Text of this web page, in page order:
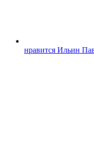
нравится Ильин